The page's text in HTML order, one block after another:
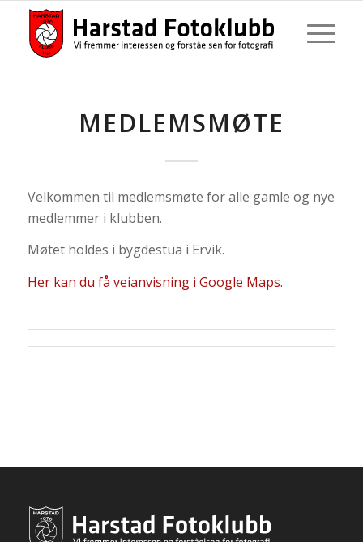
MEDLEMSMØTE
Velkommen til medlemsmøte for alle gamle og nye
medlemmer i klubben.
Møtet holdes i bygdestua i Ervik.
Her kan du få veianvisning i Google Maps.